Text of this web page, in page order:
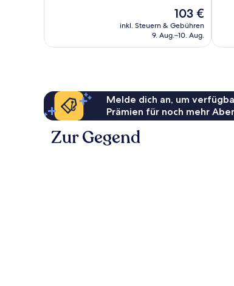
Der
Preis
beträgt
103 €
inkl. Steuern & Gebühren
9. Aug.–10. Aug.
Melde dich an, um
Prämien für noch mehr
Zur Gegend